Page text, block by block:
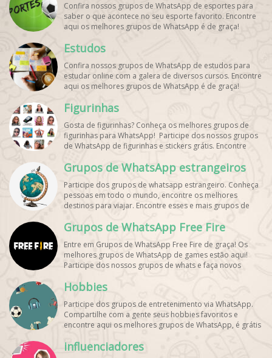
Confira nossos grupos de WhatsApp de esportes para
saber o que acontece no seu esporte favorito. Encontre
aqui os melhores grupos de WhatsApp é de graça!
Estudos
Confira nossos grupos de WhatsApp de estudos para
estudar online com a galera de diversos cursos. Encontre
aqui os melhores grupos de WhatsApp é de graça!
Figurinhas
Gosta de figurinhas? Conheça os melhores grupos de
figurinhas para WhatsApp! Participe dos nossos grupos
de WhatsApp de figurinhas e stickers grátis. Encontre
perfil!
Grupos de WhatsApp estrangeiros
Participe dos grupos de whatsapp estrangeiro. Conheça
pessoas em todo o mundo, encontre os melhores
destinos para viajar. Encontre esses e mais grupos de
Grupos de WhatsApp Free Fire
Entre em Grupos de WhatsApp Free Fire de graça! Os
melhores grupos de WhatsApp de games estão aqui!
Participe dos nossos grupos de whats e faça novos
Hobbies
Participe dos grupos de entretenimento via WhatsApp.
Compartilhe com a gente seus hobbies favoritos e
encontre aqui os melhores grupos de WhatsApp, é grátis
influenciadores